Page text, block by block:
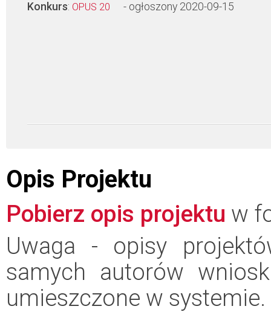
Konkurs: OPUS 20 - ogłoszony 2020-09-15
Opis Projektu
Pobierz opis projektu w
Uwaga - opisy
samych autorów
umieszczone w systemie.